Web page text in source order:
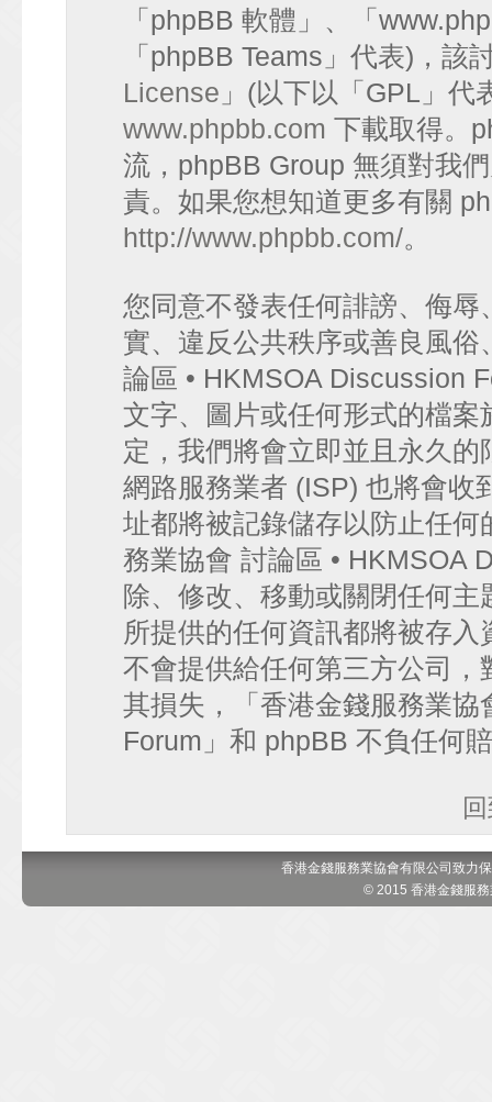
「phpBB 軟體」、「
「phpBB Teams」代表)，該
License 」(以下以「GPL」代
www.phpbb.com 下載取得。
流，phpBB Group 無須對我
責。如果您想知道更多有關
http://www.phpbb.com/。
您同意不發表任何誹謗、侮
實、違反公共秩序或善良風
論區 • HKMSOA Discussion
文字、圖片或任何形式的檔
定，我們將會立即並且永久
網路服務業者 (ISP) 也將會收
址都將被記錄儲存以防止任
務業協會 討論區 • HKMSOA
除、修改、移動或關閉任何
所提供的任何資訊都將被存
不會提供給任何第三方公司
其損失，「香港金錢服務業
Forum」和 phpBB 不負任何
香港金錢服務業協會有限公司致力
© 2015 香港金錢服